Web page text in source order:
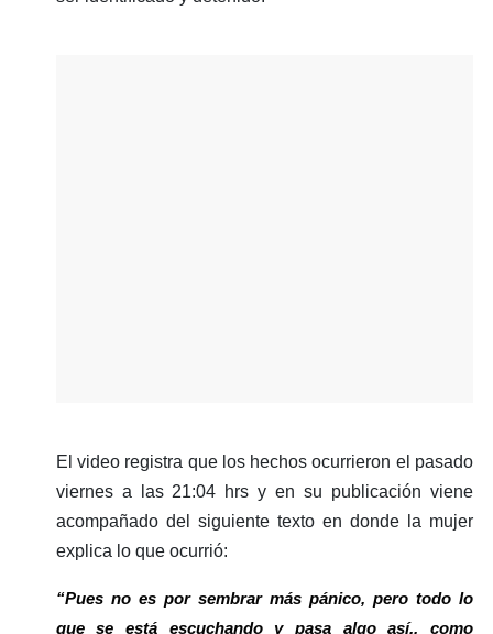
El video registra que los hechos ocurrieron el pasado
viernes a las 21:04 hrs y en su publicación viene
acompañado del siguiente texto en donde la mujer
explica lo que ocurrió:
“Pues no es por sembrar más pánico, pero todo lo
que se está escuchando y pasa algo así.. como